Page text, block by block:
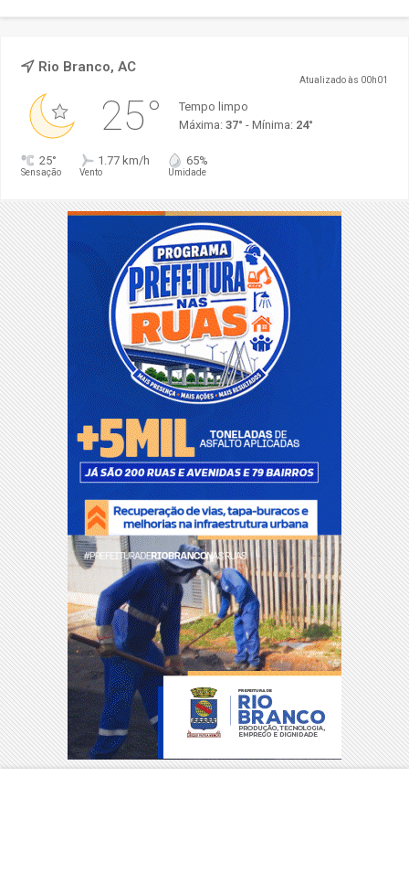
Rio Branco, AC
Atualizado às 00h01
25°
Tempo limpo
Máxima: 37° - Mínima: 24°
25°
Sensação
1.77 km/h
Vento
65%
Umidade